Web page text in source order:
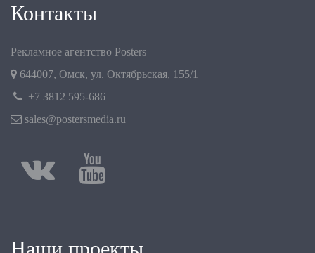
Контакты
Рекламное агентство Posters
644007, Омск, ул. Октябрьская, 155/1
+7 3812 595-686
sales@postersmedia.ru